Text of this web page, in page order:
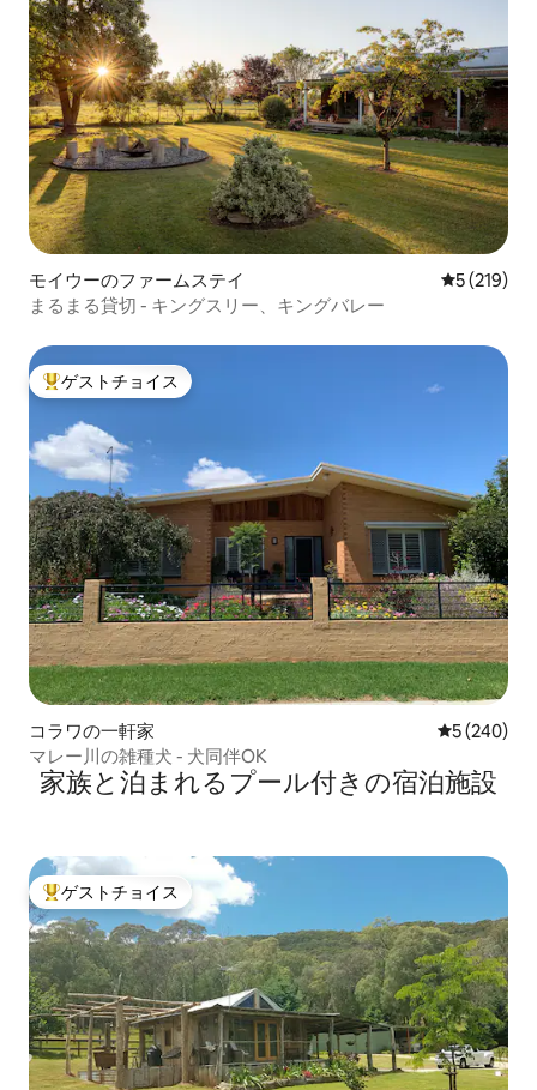
モイウーのファームステイ レビュー
5 (219)
まるまる貸切 - キングスリー、キングバレー
大好評のゲストチョイスです。
ゲストチョイス
コラワの一軒家 レビュー
5 (240)
マレー川の雑種犬 - 犬同伴OK
家族と泊まれるプール付きの宿泊施設
大好評のゲストチョイスです。
ゲストチョイス